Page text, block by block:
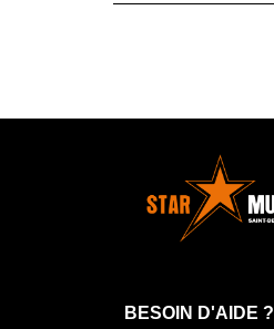
BESOIN D'AIDE ?